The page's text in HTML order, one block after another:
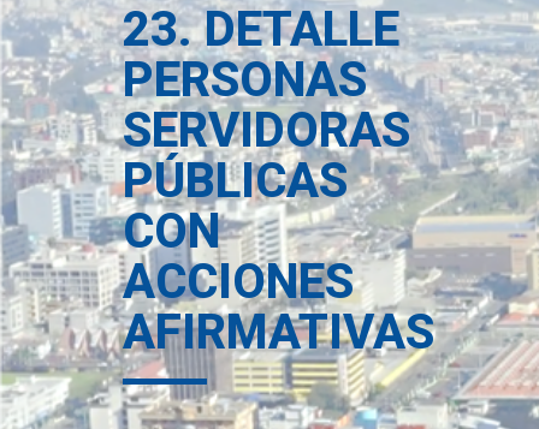
23. DETALLE
PERSONAS
SERVIDORAS
PÚBLICAS
CON
ACCIONES
AFIRMATIVAS